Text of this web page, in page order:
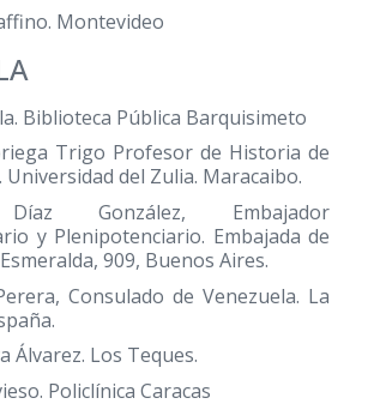
Montevideo
Biblioteca Pública Barquisimeto
Trigo Profesor de Historia de
Universidad del Zulia. Maracaibo.
González, Embajador
y Plenipotenciario. Embajada de
909, Buenos Aires.
Consulado de Venezuela. La
Álvarez. Los Teques.
Policlínica Caracas